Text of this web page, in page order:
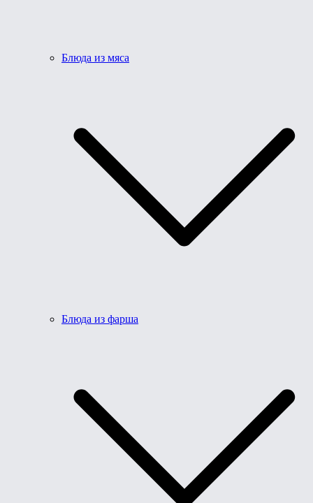
Блюда из мяса
Блюда из фарша